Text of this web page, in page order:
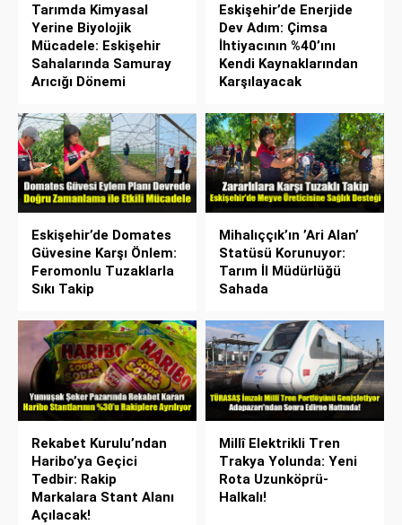
Tarımda Kimyasal
Yerine Biyolojik
Mücadele: Eskişehir
Sahalarında Samuray
Arıcığı Dönemi
Eskişehir’de Enerjide
Dev Adım: Çimsa
İhtiyacının %40’ını
Kendi Kaynaklarından
Karşılayacak
Eskişehir’de Domates
Güvesine Karşı Önlem:
Feromonlu Tuzaklarla
Sıkı Takip
Mihalıççık’ın ’Ari Alan’
Statüsü Korunuyor:
Tarım İl Müdürlüğü
Sahada
Rekabet Kurulu’ndan
Haribo’ya Geçici
Tedbir: Rakip
Markalara Stant Alanı
Açılacak!
Millî Elektrikli Tren
Trakya Yolunda: Yeni
Rota Uzunköprü-
Halkalı!